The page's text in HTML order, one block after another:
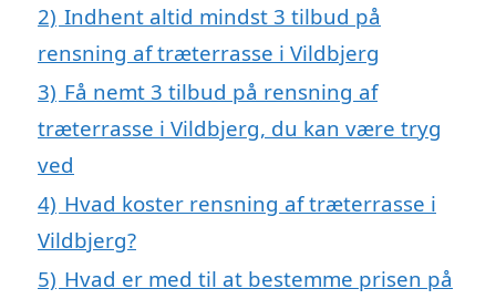
2) Indhent altid mindst 3 tilbud på
rensning af træterrasse i Vildbjerg
3) Få nemt 3 tilbud på rensning af
træterrasse i Vildbjerg, du kan være tryg
ved
4) Hvad koster rensning af træterrasse i
Vildbjerg?
5) Hvad er med til at bestemme prisen på